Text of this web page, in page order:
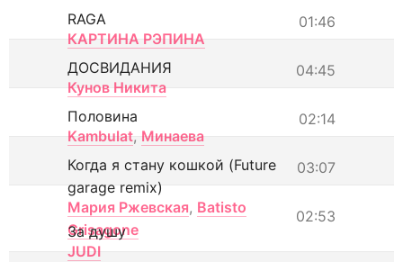
01:46
RAGA
КАРТИНА РЭПИНА
04:45
ДОСВИДАНИЯ
Кунов Никита
02:14
Половина
Kambulat, Минаева
03:07
Когда я стану кошкой (Future
garage remix)
Мария Ржевская, Batisto
Grisagone
02:53
За душу
JUDI